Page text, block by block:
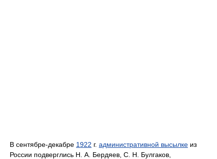
В сентябре-декабре 1922 г. административной высылке из
России подверглись Н. А. Бердяев, С. Н. Булгаков,